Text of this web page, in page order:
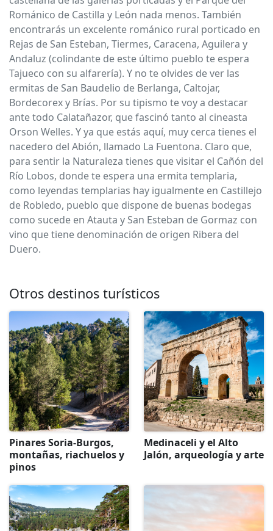
Románico de Castilla y León nada menos. También
encontrarás un excelente románico rural porticado en
Rejas de San Esteban, Tiermes, Caracena, Aguilera y
Andaluz (colindante de este último pueblo te espera
Tajueco con su alfarería). Y no te olvides de ver las
ermitas de San Baudelio de Berlanga, Caltojar,
Bordecorex y Brías. Por su tipismo te voy a destacar
ante todo Calatañazor, que fascinó tanto al cineasta
Orson Welles. Y ya que estás aquí, muy cerca tienes el
nacedero del Abión, llamado La Fuentona. Claro que,
para sentir la Naturaleza tienes que visitar el Cañón del
Río Lobos, donde te espera una ermita templaria,
como leyendas templarias hay igualmente en Castillejo
de Robledo, pueblo que dispone de buenas bodegas
como sucede en Atauta y San Esteban de Gormaz con
vino que tiene denominación de origen Ribera del
Duero.
Otros destinos turísticos
Pinares Soria-Burgos,
montañas, riachuelos y
pinos
Medinaceli y el Alto
Jalón, arqueología y arte